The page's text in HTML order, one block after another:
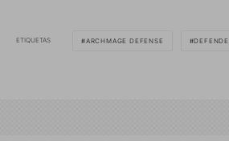
ETIQUETAS ARCHMAGE DEFENSE